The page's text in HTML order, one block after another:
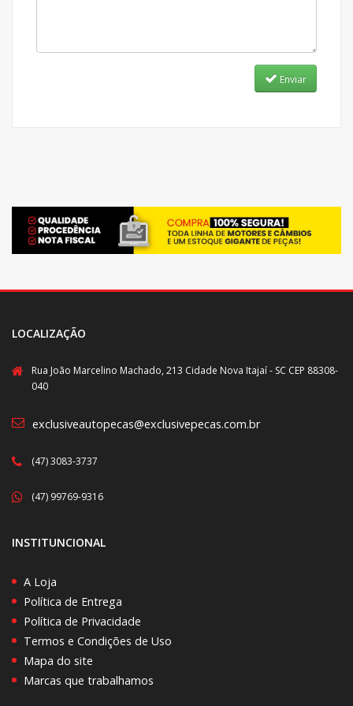
Enviar
LOCALIZAÇÃO
Rua João Marcelino Machado, 213 Cidade Nova Itajaí - SC CEP 88308-
040
exclusiveautopecas@exclusivepecas.com.br
(47) 3083-3737
(47) 99769-9316
INSTITUNCIONAL
A Loja
Política de Entrega
Política de Privacidade
Termos e Condições de Uso
Mapa do site
Marcas que trabalhamos